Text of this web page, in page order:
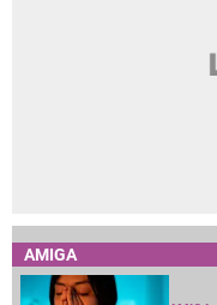
AMIGA